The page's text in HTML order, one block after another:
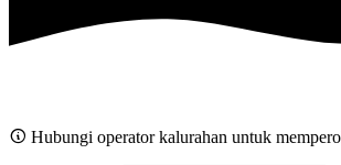
Hubungi operator kalurahan untuk